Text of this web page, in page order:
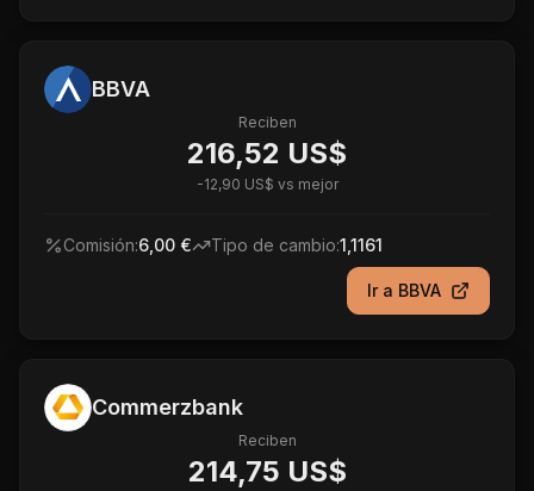
BBVA
Reciben
216,52 US$
-12,90 US$ vs mejor
Comisión:6,00 € Tipo de cambio:1,1161
Ir a BBVA
Commerzbank
Reciben
214,75 US$